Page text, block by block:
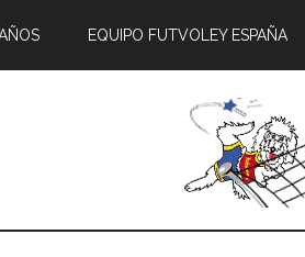
EQUIPO FUTVOLEY ESPAÑA